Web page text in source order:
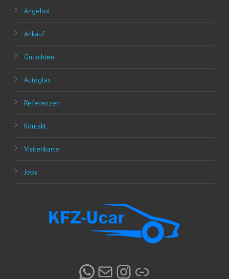
Ange­bot
Ankauf
Gut­ach­ten
Auto­glas
Refe­ren­zen
Kon­takt
Visi­ten­kar­te
Jobs
WhatsApp
E-MailInstagram
Link